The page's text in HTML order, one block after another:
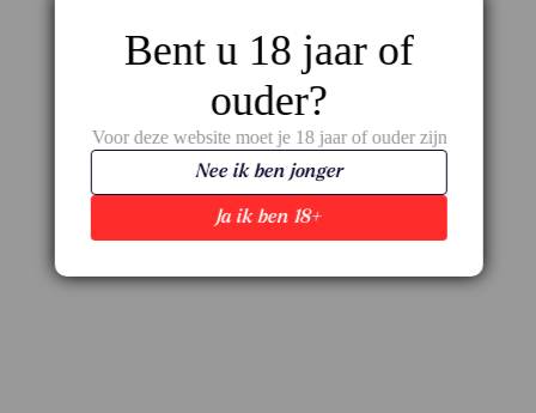
Bent u 18 jaar of
ouder?
Voor deze website moet je 18 jaar of ouder zijn
Ja ik ben 18+
Nee ik ben jonger